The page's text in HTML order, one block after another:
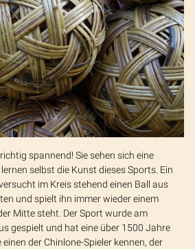
spannend! Sie sehen sich eine
selbst die Kunst dieses Sports. Ein
im Kreis stehend einen Ball aus
und spielt ihn immer wieder einem
Mitte steht. Der Sport wurde am
gespielt und hat eine über 1500 Jahre
der Chinlone-Spieler kennen, der